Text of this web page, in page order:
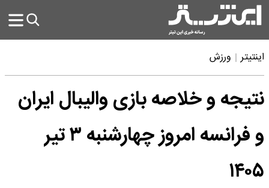
اینتیتر ورزش
نتیجه و خلاصه بازی والیبال ایران
و فرانسه امروز چهارشنبه ۳ تیر
۱۴۰۵